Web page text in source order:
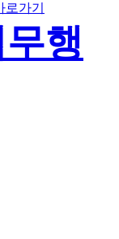
가기